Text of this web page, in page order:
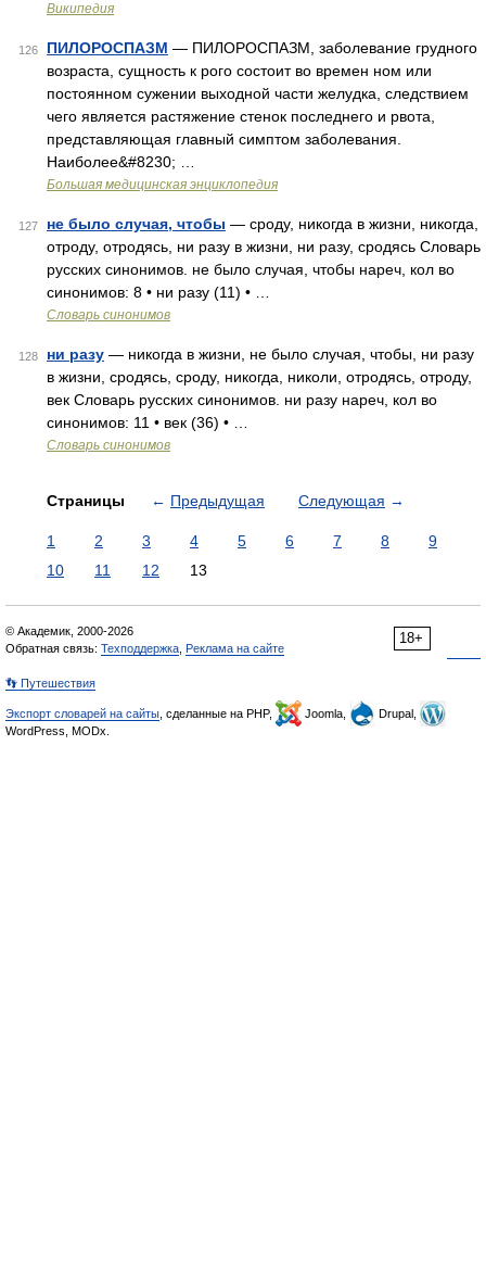
Википедия
126 ПИЛОРОСПАЗМ — ПИЛОРОСПАЗМ, заболевание грудного
возраста, сущность к рого состоит во времен ном или
постоянном сужении выходной части желудка, следствием
чего является растяжение стенок последнего и рвота,
представляющая главный симптом заболевания.
Наиболее&#8230; …
Большая медицинская энциклопедия
127 не было случая, чтобы — сроду, никогда в жизни, никогда,
отроду, отродясь, ни разу в жизни, ни разу, сродясь Словарь
русских синонимов. не было случая, чтобы нареч, кол во
синонимов: 8 • ни разу (11) • …
Словарь синонимов
128 ни разу — никогда в жизни, не было случая, чтобы, ни разу
в жизни, сродясь, сроду, никогда, николи, отродясь, отроду,
век Словарь русских синонимов. ни разу нареч, кол во
синонимов: 11 • век (36) • …
Словарь синонимов
Страницы ← Предыдущая Следующая →
1 2 3 4 5 6 7 8
9
10
11 12 13
18+
© Академик, 2000-2026
Обратная связь: Техподдержка Реклама на сайте
👣 Путешествия
Экспорт словарей на сайты , сделанные на PHP, Joomla,
Drupal,
WordPress, MODx.